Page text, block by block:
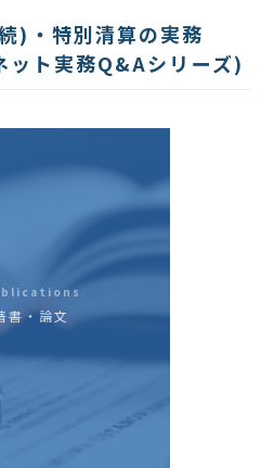
)・特別清算の実務
ト実務Q&Aシリーズ)
書・論文